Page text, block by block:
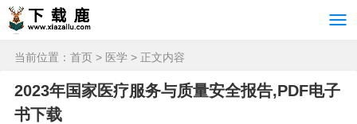
当前位置： 首页 > 医学 > 正文内容
2023年国家医疗服务与质量安全报告,PDF电子
书下载